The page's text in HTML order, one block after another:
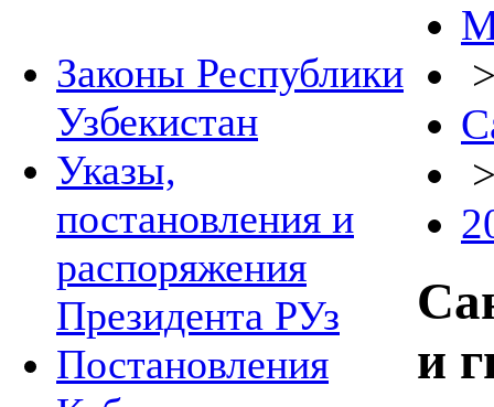
Законы Республики
Узбекистан
Указы,
постановления и
распоряжения
Президента РУз
Постановления
и